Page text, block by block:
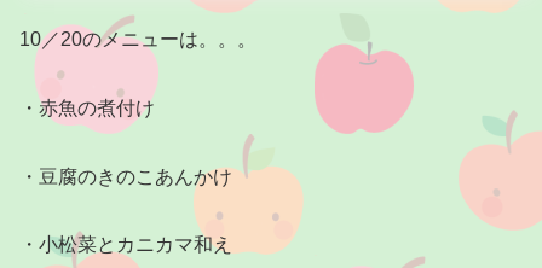
10／20のメニューは。。。
・赤魚の煮付け
・豆腐のきのこあんかけ
・小松菜とカニカマ和え